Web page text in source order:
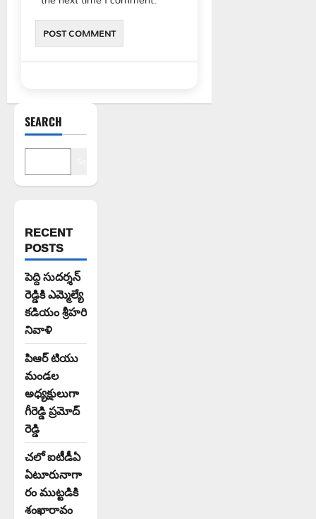
SEARCH
RECENT
POSTS
పెద్ది సుదర్శన్
రెడ్డికి ఎమ్మెల్యే
కడియం శ్రీహరి
నివాళి
పిఆర్ టియు
మండల
అధ్యక్షులుగా
గీరెడ్డి ప్రమోద్
రెడ్డి
చలో ఐటీడీఏ
ఏటూరునాగా
రం ముట్టడికి
శంఖారావం